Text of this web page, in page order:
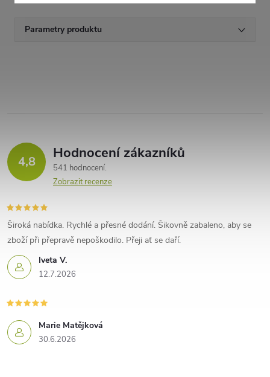
Parametry produktu
4,8 Hodnocení zákazníků
541 hodnocení
Zobrazit recenze
Iveta V.
12.7.2026
Široká nabídka. Rychlé a přesné dodání. Šikovně zabaleno, aby se
zboží při přepravě nepoškodilo. Přeji ať se daří.
Marie Matějková
30.6.2026